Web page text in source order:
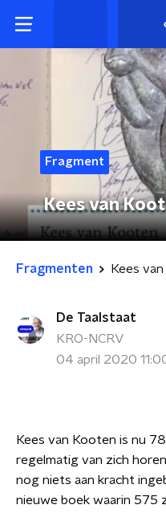
Fragment
Kees van
Fragmenten Kees
De Taalstaat
KRO-NCRV
04 april 2020
Kees van Kooten is nu
regelmatig van zich
nog niets aan kracht
nieuwe boek waarin 575